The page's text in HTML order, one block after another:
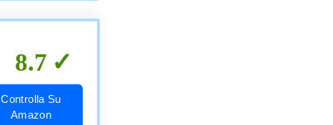
8.7
Controlla Su
Amazon